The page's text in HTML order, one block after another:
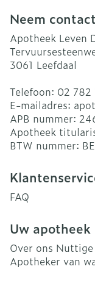
Neem
Apotheek Leven
3061 Leefdaal
Telefoon: 02 782
E-mailadres:
APB nummer:
Apotheek
BTW nummer:
FAQ
Uw apotheek
Over ons
Apotheker van